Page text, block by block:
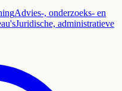
Advies-, onderzoeks- en
Juridische, administratieve